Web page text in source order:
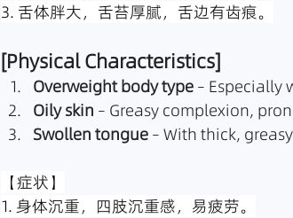
3. 舌体胖大，舌苔厚腻，舌边有齿痕。
[Physical Characteristics]
Overweight body type –
Oily skin – Greasy complexion,
Swollen tongue – With thick,
【症状】
1. 身体沉重，四肢沉重感，易疲劳。